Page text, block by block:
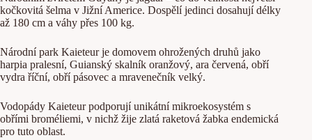
kočkovitá šelma v Jižní Americe. Dospělí jedinci dosahují délky
až 180 cm a váhy přes 100 kg.
Národní park Kaieteur je domovem ohrožených druhů jako
harpia pralesní, Guianský skalník oranžový, ara červená, obří
vydra říční, obří pásovec a mravenečník velký.
Vodopády Kaieteur podporují unikátní mikroekosystém s
obřími broméliemi, v nichž žije zlatá raketová žabka endemická
pro tuto oblast.